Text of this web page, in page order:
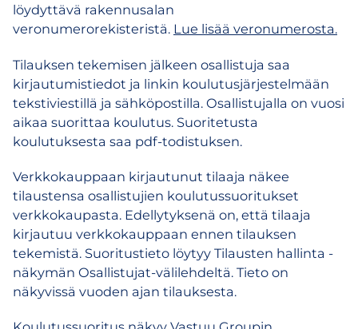
löydyttävä rakennusalan
veronumerorekisteristä. Lue lisää veronumerosta.
Tilauksen tekemisen jälkeen osallistuja saa
kirjautumistiedot ja linkin koulutusjärjestelmään
tekstiviestillä ja sähköpostilla. Osallistujalla on vuosi
aikaa suorittaa koulutus. Suoritetusta
koulutuksesta saa pdf-todistuksen.
Verkkokauppaan kirjautunut tilaaja näkee
tilaustensa osallistujien koulutussuoritukset
verkkokaupasta. Edellytyksenä on, että tilaaja
kirjautuu verkkokauppaan ennen tilauksen
tekemistä. Suoritustieto löytyy Tilausten hallinta -
näkymän Osallistujat-välilehdeltä. Tieto on
näkyvissä vuoden ajan tilauksesta.